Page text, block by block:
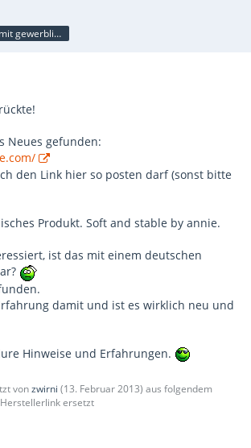
Mitglieder mit gewerblicher Verbindung, auch als Mitarbeiter/in
Neues gefunden:
den Link hier so posten darf (sonst bitte
Produkt. Soft and stable by annie.
ist das mit einem deutschen
damit und ist es wirklich neu und
Hinweise und Erfahrungen.
vonzwirni (13. Februar 2013) aus folgendem
ersetzt